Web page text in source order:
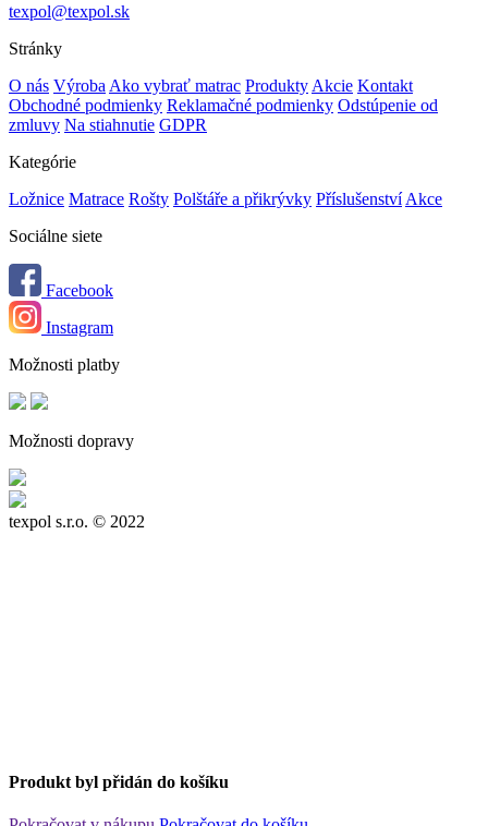
texpol@texpol.sk
Stránky
O nás Výroba Ako vybrať matrac Produkty Akcie Kontakt
Obchodné podmienky Reklamačné podmienky Odstúpenie od
zmluvy Na stiahnutie GDPR
Kategórie
Ložnice Matrace Rošty Polštáře a přikrývky Příslušenství Akce
Sociálne siete
Facebook
Instagram
Možnosti platby
Možnosti dopravy
texpol s.r.o. © 2022
Produkt byl přidán do košíku